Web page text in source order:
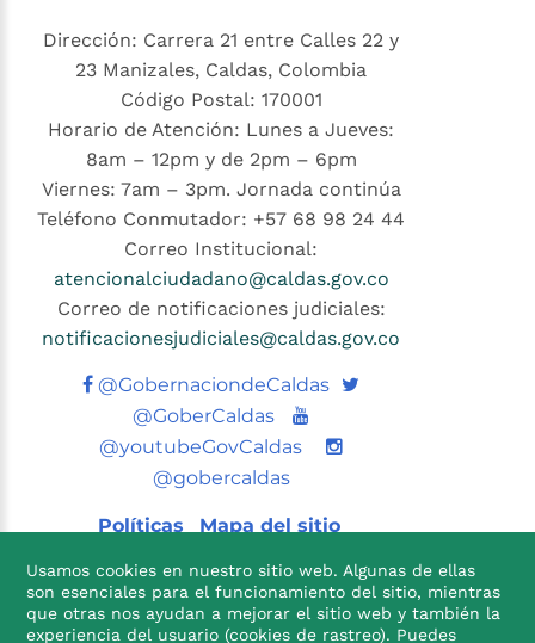
Dirección: Carrera 21 entre Calles 22 y
23 Manizales, Caldas, Colombia
Código Postal: 170001
Horario de Atención: Lunes a Jueves:
8am – 12pm y de 2pm – 6pm
Viernes: 7am – 3pm. Jornada continúa
Teléfono Conmutador: +57 68 98 24 44
Correo Institucional:
atencionalciudadano@caldas.gov.co
Correo de notificaciones judiciales:
notificacionesjudiciales@caldas.gov.co
@GobernaciondeCaldas Twitter
@GoberCaldas
Youtube
@youtubeGovCaldas
@gobercaldas
Políticas Mapa del sitio
Usamos cookies en nuestro sitio web. Algunas de ellas
son esenciales para el funcionamiento del sitio, mientras
que otras nos ayudan a mejorar el sitio web y también la
experiencia del usuario (cookies de rastreo). Puedes